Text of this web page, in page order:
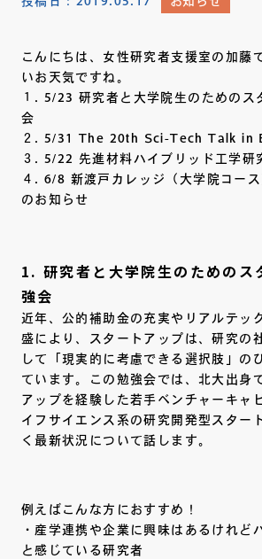
こんにちは、女性研究者支援室の加藤
いお天気ですね。
１. 5/23 研究者と大学院生のためのス
会
２. 5/31 The 20th Sci-Tech Talk
３. 5/22 先進材料ハイブリッド工学
４. 6/8 新渡戸カレッジ（大学院コー
のお知らせ
1. 研究者と大学院生のためのス
強会
近年、公的補助金の充実やリアルテッ
盛により、スタートアップは、研究の
して「現実的に考慮できる選択肢」の
ています。この勉強会では、北大出身
アップを経験した若手ベンチャーキャ
イフサイエンス系の研究開発型スター
く最新状況について話します。
例えばこんな方におすすめ！
・産学連携や企業に興味はあるけれど
と感じている研究者